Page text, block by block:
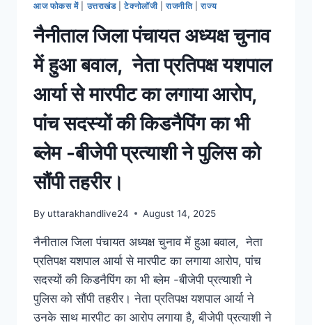
आज फोकस में| उत्तराखंड|टेक्नोलॉजी|राजनीति|राज्य
नैनीताल जिला पंचायत अध्यक्ष चुनाव
में हुआ बवाल, नेता प्रतिपक्ष यशपाल
आर्या से मारपीट का लगाया आरोप,
पांच सदस्यों की किडनैपिंग का भी
ब्लेम -बीजेपी प्रत्याशी ने पुलिस को
सौंपी तहरीर।
By uttarakhandlive24 August 14, 2025
नैनीताल जिला पंचायत अध्यक्ष चुनाव में हुआ बवाल, नेता
प्रतिपक्ष यशपाल आर्या से मारपीट का लगाया आरोप, पांच
सदस्यों की किडनैपिंग का भी ब्लेम -बीजेपी प्रत्याशी ने
पुलिस को सौंपी तहरीर। नेता प्रतिपक्ष यशपाल आर्या ने
उनके साथ मारपीट का आरोप लगाया है, बीजेपी प्रत्याशी ने